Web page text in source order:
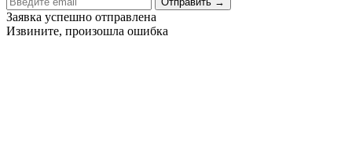
Заявка успешно отправлена
Извините, произошла ошибка